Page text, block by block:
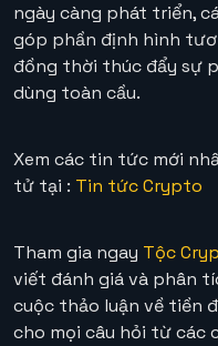
ngày càng phát triển,
góp phần định hình
đồng thời thúc đẩy sự
dùng toàn cầu.
Xem các tin tức mới
tử tại : Tin tức Crypto
Tham gia ngay Tộc
viết đánh giá và phân
cuộc thảo luận về tiền
cho mọi câu hỏi từ các